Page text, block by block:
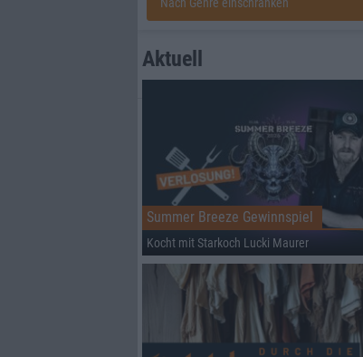
Aktuell
Summer Breeze Gewinnspiel
Kocht mit Starkoch Lucki Maurer